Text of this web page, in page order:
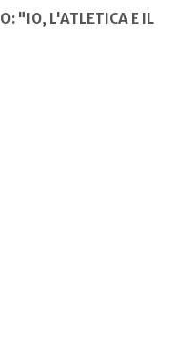
"IO, L'ATLETICA E IL